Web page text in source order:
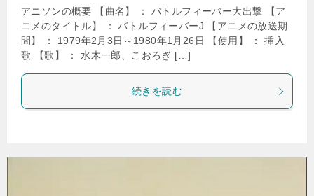
アニソンの概要 【曲名】 ： バトルフィーバー大出撃 【ア
ニメのタイトル】 ： バトルフィーバーJ 【アニメの放送期
間】 ： 1979年2月3日～1980年1月26日 【使用】 ： 挿入
歌 【歌】 ： 水木一郎、こおろぎ […]
続きを読む